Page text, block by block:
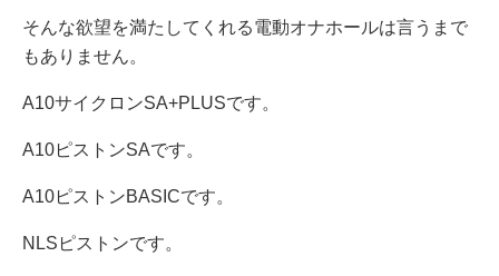
そんな欲望を満たしてくれる電動オナホールは言うまで
もありません。
A10サイクロンSA+PLUSです。
A10ピストンSAです。
A10ピストンBASICです。
NLSピストンです。